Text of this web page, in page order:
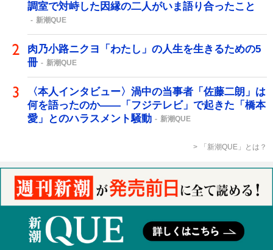
調室で対峙した因縁の二人がいま語り合ったこと
新潮QUE
肉乃小路ニクヨ「わたし」の人生を生きるための5
冊
新潮QUE
〈本人インタビュー〉渦中の当事者「佐藤二朗」は
何を語ったのか――「フジテレビ」で起きた「橋本
愛」とのハラスメント騒動
新潮QUE
「新潮QUE」とは？